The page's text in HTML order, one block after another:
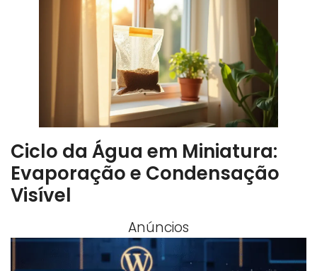
Ciclo da Água em Miniatura:
Evaporação e Condensação
Visível
Anúncios